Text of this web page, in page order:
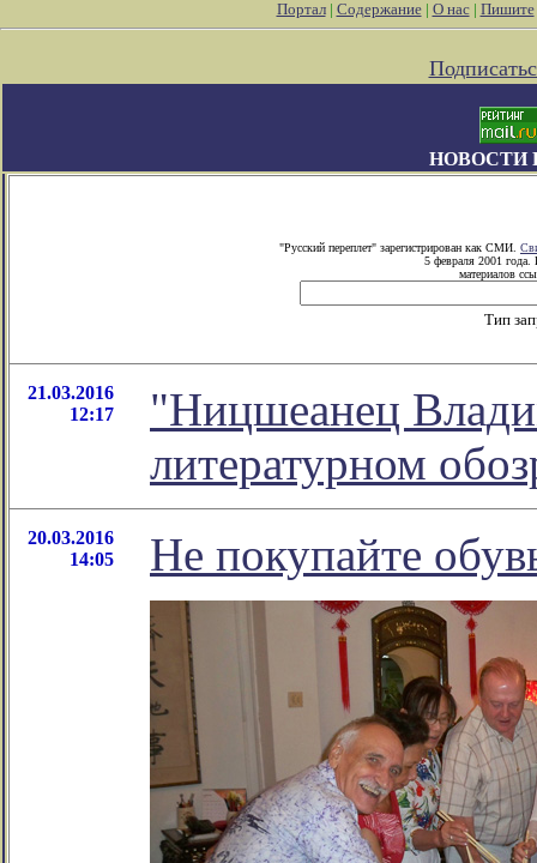
Портал| Содержание| О нас| Пишите
НОВОСТИ
"Русский переплет" зарегистрирован как СМИ.
5 февраля 2001 года.
материалов
Тип
21.03.2016
12:17
"Ницшеанец
литературном
20.03.2016
14:05
Не покупайте